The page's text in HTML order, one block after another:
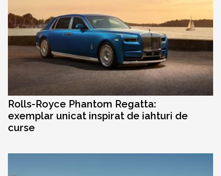
Rolls-Royce Phantom Regatta:
exemplar unicat inspirat de iahturi de
curse